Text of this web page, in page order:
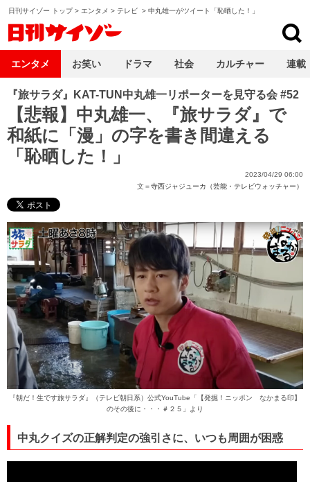
日刊サイゾー トップ> エンタメ > テレビ > 中丸雄一がツイート「恥晒した！」
『旅サラダ』KAT-TUN中丸雄一リポーターを見守る会 #52
【悲報】中丸雄一、『旅サラダ』で
和紙に「漫」の字を書き間違える
「恥晒した！」
2023/04/29 06:00
文＝寺西ジャジューカ（芸能・テレビウォッチャー）
『朝だ！生です旅サラダ』（テレビ朝日系）公式YouTube 「【発掘！ニッポン なかまる印】
のその後に・・・＃２５」
より
中丸クイズの正解判定の強引さに、いつも周囲が困惑
エンタメ お笑い ドラマ 社会 カルチャー 連載